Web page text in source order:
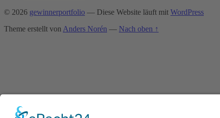
© 2026 gewinnerportfolio — Diese Website läuft mit WordPress
Theme erstellt von Anders Norén — Nach oben ↑